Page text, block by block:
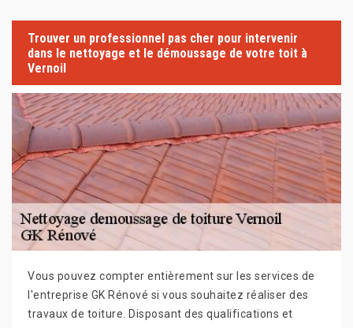
Trouver un professionnel pas cher pour intervenir
dans le nettoyage et le démoussage de votre toit à
Vernoil
Vous pouvez compter entièrement sur les services de
l'entreprise GK Rénové si vous souhaitez réaliser des
travaux de toiture. Disposant des qualifications et